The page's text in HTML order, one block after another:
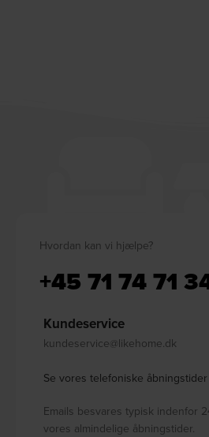
Hvordan kan vi hjælpe?
+45 71 74 71
Kundeservice
kundeservice@likehome.dk
Se vores telefoniske åbningstider
Emails besvares typisk indenfor
vores almindelige åbningstider.